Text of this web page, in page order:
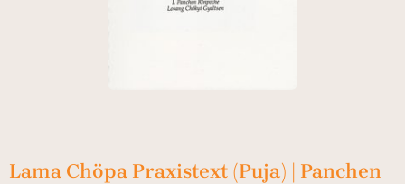
Lama Chöpa Praxistext (Puja) | Panchen